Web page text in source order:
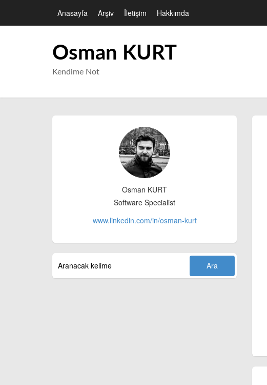
Anasayfa Arşiv İletişim Hakkımda
Osman KURT
Kendime Not
Osman KURT
Software Specialist
www.linkedin.com/in/osman-kurt